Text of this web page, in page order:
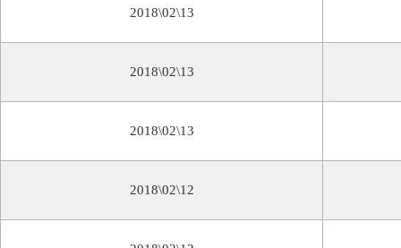
2018\02\13
2018\02\13
2018\02\13
2018\02\12